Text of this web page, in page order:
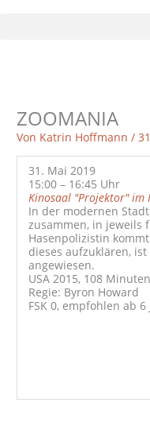
ZOOMANIA
Von Katrin Hoffmann/
31. Mai 2019
15:00 – 16:45 Uhr
Kinosaal "Projektor" im
In der modernen
zusammen, in jeweils
Hasenpolizistin
dieses aufzuklären,
angewiesen.
USA 2015, 108 Minuten
Regie: Byron Howard
FSK 0, empfohlen ab 6